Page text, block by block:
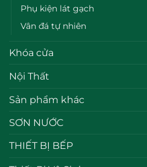
Phụ kiện lát gạch
Vân đá tự nhiên
Khóa cửa
Nội Thất
Sản phẩm khác
SƠN NƯỚC
THIẾT BỊ BẾP